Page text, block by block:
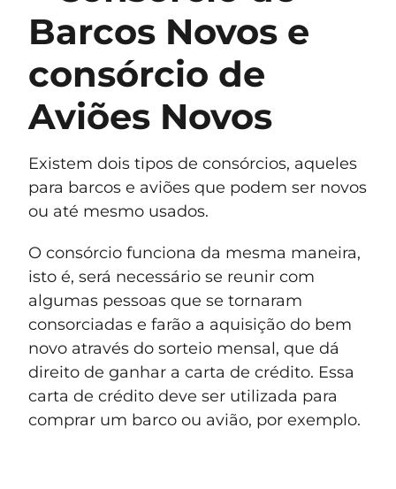
Barcos Novos e
consórcio de
Aviões Novos
Existem dois tipos de consórcios, aqueles
para barcos e aviões que podem ser novos
ou até mesmo usados.
O consórcio funciona da mesma maneira,
isto é, será necessário se reunir com
algumas pessoas que se tornaram
consorciadas e farão a aquisição do bem
novo através do sorteio mensal, que dá
direito de ganhar a carta de crédito. Essa
carta de crédito deve ser utilizada para
comprar um barco ou avião, por exemplo.